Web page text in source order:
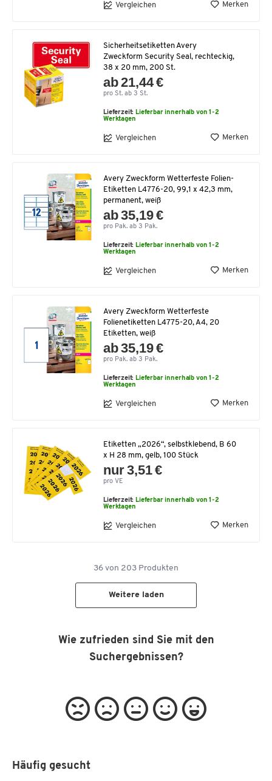
Vergleichen Merken
Sicherheitsetiketten Avery
Zweckform Security Seal, rechteckig,
38 x 20 mm, 200 St.
ab 21,44 €
pro St. ab 3 St.
Lieferzeit:Lieferbar innerhalb von 1-2
Werktagen
Vergleichen Merken
Avery Zweckform Wetterfeste Folien-
Etiketten L4776-20, 99,1 x 42,3 mm,
permanent, weiß
ab 35,19 €
pro Pak. ab 3 Pak.
Lieferzeit:Lieferbar innerhalb von 1-2
Werktagen
Vergleichen Merken
Avery Zweckform Wetterfeste
Folienetiketten L4775-20, A4, 20
Etiketten, weiß
ab 35,19 €
pro Pak. ab 3 Pak.
Lieferzeit:Lieferbar innerhalb von 1-2
Werktagen
Vergleichen Merken
Etiketten „2026“, selbstklebend, B 60
x H 28 mm, gelb, 100 Stück
nur 3,51 €
pro VE
Lieferzeit:Lieferbar innerhalb von 1-2
Werktagen
Vergleichen Merken
36 von 203 Produkten
Weitere laden
Wie zufrieden sind Sie mit den
Suchergebnissen?
Häufig gesucht